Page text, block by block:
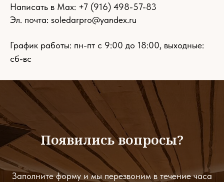
Написать в Max: +7 (916) 498-57-83
Эл. почта: soledarpro@yandex.ru
График работы: пн-пт с 9:00 до 18:00, выходные:
сб-вс
Появились вопросы?
Заполните форму и мы перезвоним в течение часа